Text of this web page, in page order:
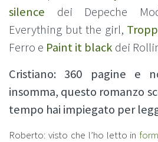
silence dei Depeche
Everything but the girl,
Ferro e Paint it black dei
Cristiano: 360 pagine e
insomma, questo romanzo
tempo hai impiegato per
Roberto: visto che l’ho letto in